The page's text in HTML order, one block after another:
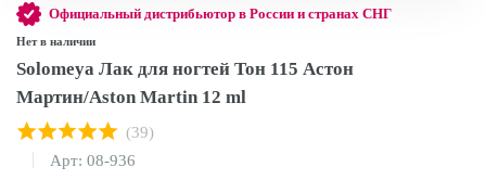
Официальный дистрибьютор в России и странах СНГ
Нет в наличии
Solomeya Лак для ногтей Тон 115 Астон
Мартин/Aston Martin 12 ml
(39)
Арт: 08-936